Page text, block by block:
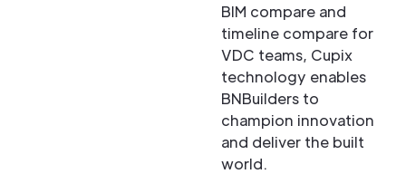
BIM compare and
timeline compare for
VDC teams, Cupix
technology enables
BNBuilders to
champion innovation
and deliver the built
world.